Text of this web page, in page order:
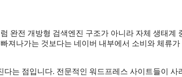
완전 개방형 검색엔진 구조가 아니라 자체 생태계
져나가는 것보다는 네이버 내부에서 소비와 체류가
는 점입니다. 전문적인 워드프레스 사이트들이 사